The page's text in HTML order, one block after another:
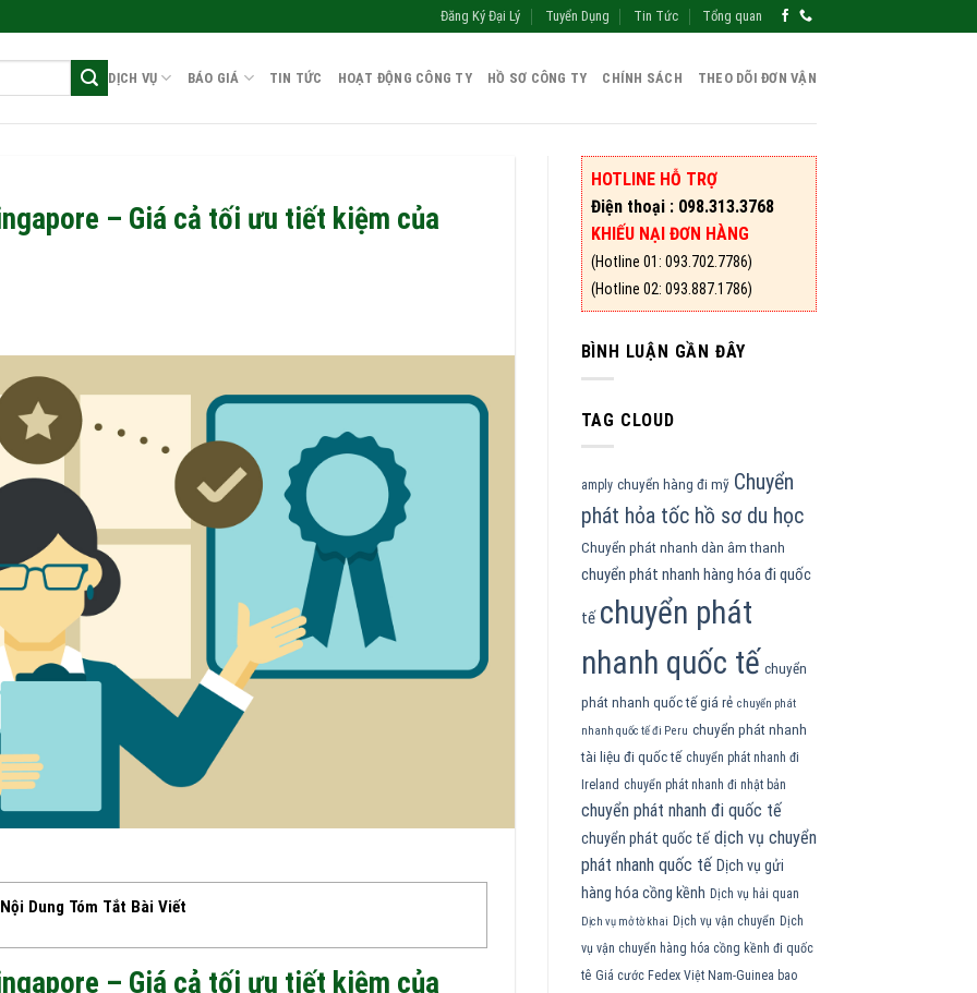
Đăng Ký Đại Lý Tuyển Dụng Tin Tức Tổng quan
DỊCH VỤ BÁO GIÁ TIN TỨC HOẠT ĐỘNG CÔNG TY HỒ SƠ CÔNG TY CHÍNH SÁCH THEO DÕI ĐƠN VẬN
– Giá cả tối ưu tiết kiệm của
Nội Dung Tóm Tắt Bài Viết
– Giá cả tối ưu tiết kiệm của
HOTLINE HỖ TRỢ
Điện thoại : 098.313.3768
KHIẾU NẠI ĐƠN HÀNG
(Hotline 01: 093.702.7786)
(Hotline 02: 093.887.1786)
BÌNH LUẬN GẦN ĐÂY
TAG CLOUD
amply chuyển hàng đi mỹ Chuyển
phát hỏa tốc hồ sơ du học
Chuyển phát nhanh dàn âm thanh
chuyển phát nhanh hàng hóa đi quốc
tế chuyển phát
nhanh quốc tế chuyển
phát nhanh quốc tế giá rẻ chuyển phát
nhanh quốc tế đi Peru chuyển phát nhanh
tài liệu đi quốc tế chuyển phát nhanh đi
Ireland chuyển phát nhanh đi nhật bản
chuyển phát nhanh đi quốc tế
chuyển phát quốc tế dịch vụ chuyển
phát nhanh quốc tế Dịch vụ gửi
hàng hóa cồng kềnh Dịch vụ hải quan
Dịch vụ mở tờ khai Dịch vụ vận chuyển Dịch
vụ vận chuyển hàng hóa cồng kềnh đi quốc
tê Giá cước Fedex Việt Nam-Guinea bao